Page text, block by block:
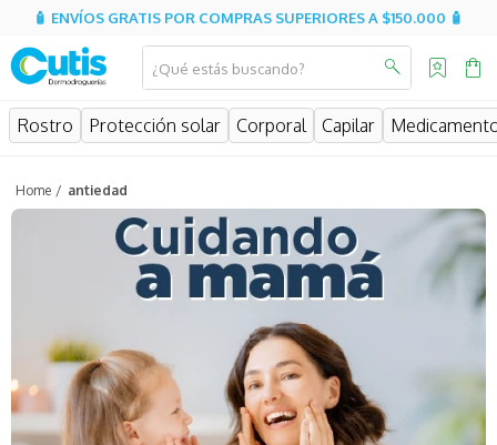
🧴 ENVÍOS GRATIS POR COMPRAS SUPERIORES A $150.000 🧴
¿Qué estás buscando?
Rostro Protección solar Corporal Capilar
antiedad
MÁS BUSCADOS